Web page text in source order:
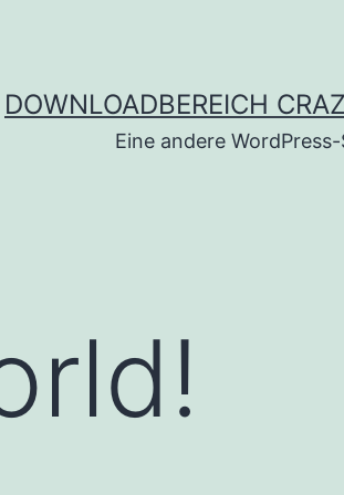
DOWNLOADBEREICH
Eine andere